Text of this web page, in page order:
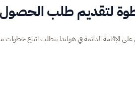
لتقديم طلب الحصول
الإقامة الدائمة في هولندا يتطلب اتباع